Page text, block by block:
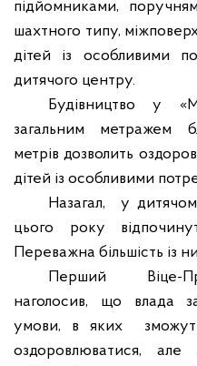
підйомниками,
шахтного типу,
дітей із особливими
дитячого центру.
Будівництво у
загальним метражем
метрів дозволить
дітей із особливими
Назагал,
у
цього року
Переважна більшість із
Перший Віце-
наголосив, що влада
умови, в яких
оздоровлюватися, але